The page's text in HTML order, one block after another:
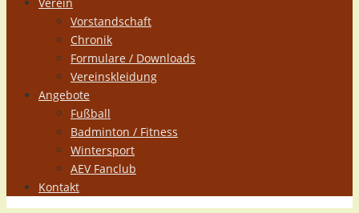
Vorstandschaft
Chronik
Formulare / Downloads
Vereinskleidung
Angebote
Fußball
Badminton / Fitness
Wintersport
AEV Fanclub
Kontakt